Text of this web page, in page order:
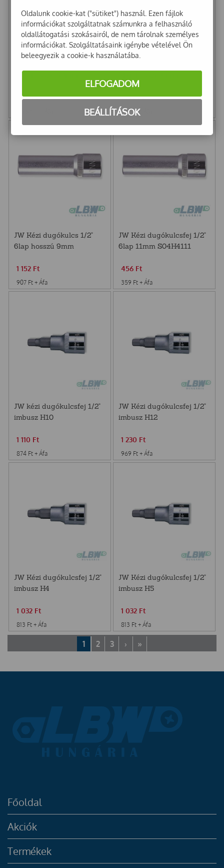
3 254Ft
S04HD4108
1 152Ft
907Ft+ Áfa
JW Kézi dugókulcs 1/2"
6lap hosszú 9mm
1 152 Ft
907 Ft + Áfa
JW Kézi dugókulcsfej 1/2"
6lap 11mm S04H4111
456 Ft
359 Ft + Áfa
JW kézi dugókulcsfej 1/2"
imbusz H10
1 110 Ft
874 Ft + Áfa
JW Kézi dugókulcsfej 1/2"
imbusz H12
1 230 Ft
969 Ft + Áfa
JW Kézi dugókulcsfej 1/2"
imbusz H4
1 032 Ft
813 Ft + Áfa
JW Kézi dugókulcsfej 1/2"
imbusz H5
1 032 Ft
813 Ft + Áfa
1 2 3 › »
Főoldal
Akciók
Termékek
Oldalunk cookie-kat ("sütiket") használ. Ezen fájlok
információkat szolgáltatnak számunkra a felhasználó
oldallátogatási szokásairól, de nem tárolnak személyes
információkat. Szolgáltatásaink igénybe vételével Ön
beleegyezik a cookie-k használatába.
ELFOGADOM
BEÁLLÍTÁSOK